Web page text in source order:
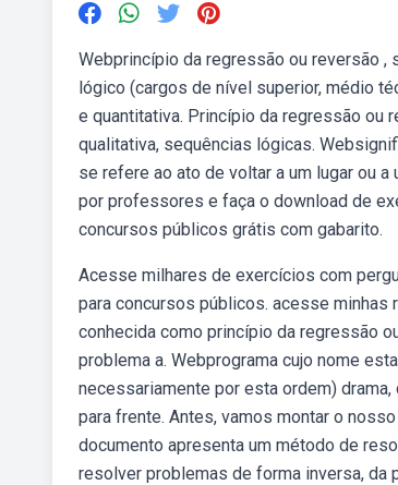
Webprincípio da regressão ou reversão ,
lógico (cargos de nível superior, médio
e quantitativa. Princípio da regressão ou
qualitativa, sequências lógicas.
se refere ao ato de voltar a um lugar ou
por professores e faça o download de
concursos públicos grátis com gabarito.
Acesse milhares de exercícios com
para concursos públicos. acesse
conhecida como princípio da regressão
problema a. Webprograma cujo nome
necessariamente por esta ordem)
para frente. Antes, vamos montar o
documento apresenta um método de
resolver problemas de forma inversa, da